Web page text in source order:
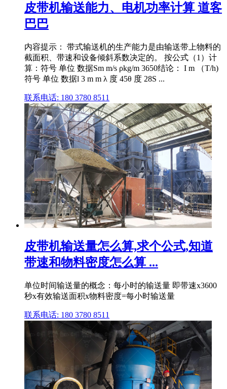
皮带机输送能力、电机功率计算 道客
巴巴
内容提示： 带式输送机的生产能力是由输送带上物料的
截面积、带速和设备倾斜系数决定的。 按公式（1）计
算：符号 单位 数据Sm m/s ρkg/m 3650结论： I m （T/h)
符号 单位 数据l 3 m m λ 度 45θ 度 28S ...
联系电话: 180 3780 8511
皮带机输送量怎么算,求个公式,知道
带速和物料密度怎么算 ...
单位时间输送量的概念：每小时的输送量 即带速x3600
秒x有效输送面积x物料密度=每小时输送量
联系电话: 180 3780 8511